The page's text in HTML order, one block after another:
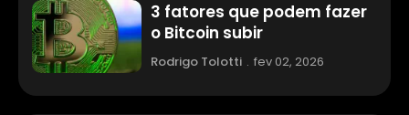
3 fatores que podem fazer
o Bitcoin subir
Rodrigo Tolotti . fev 02, 2026